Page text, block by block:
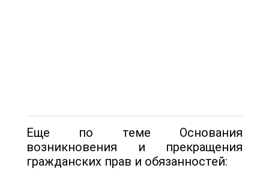
Еще по теме Основания
возникновения и прекращения
гражданских прав и обязанностей: